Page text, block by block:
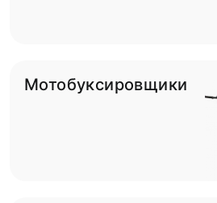
Мотобуксировщики